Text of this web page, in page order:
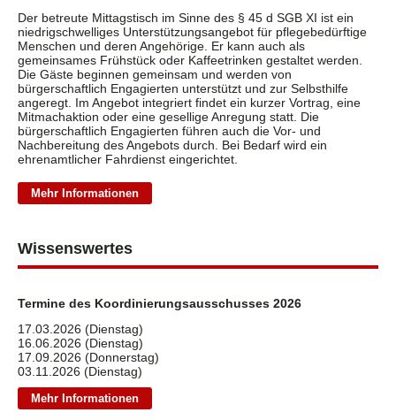
Der betreute Mittagstisch im Sinne des § 45 d SGB XI ist ein
niedrigschwelliges Unterstützungsangebot für pflegebedürftige
Menschen und deren Angehörige. Er kann auch als
gemeinsames Frühstück oder Kaffeetrinken gestaltet werden.
Die Gäste beginnen gemeinsam und werden von
bürgerschaftlich Engagierten unterstützt und zur Selbsthilfe
angeregt. Im Angebot integriert findet ein kurzer Vortrag, eine
Mitmachaktion oder eine gesellige Anregung statt. Die
bürgerschaftlich Engagierten führen auch die Vor- und
Nachbereitung des Angebots durch. Bei Bedarf wird ein
ehrenamtlicher Fahrdienst eingerichtet.
Mehr Informationen
Wissenswertes
Termine des Koordinierungsausschusses 2026
17.03.2026 (Dienstag)
16.06.2026 (Dienstag)
17.09.2026 (Donnerstag)
03.11.2026 (Dienstag)
Mehr Informationen